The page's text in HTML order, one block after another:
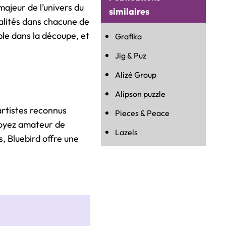
de l’univers du
dans chacune de
dans la découpe, et
reconnus
amateur de
Bluebird offre une
similaires
Grafika
Jig & Puz
Alizé Group
Alipson puzzle
Pieces & Peace
Lazels